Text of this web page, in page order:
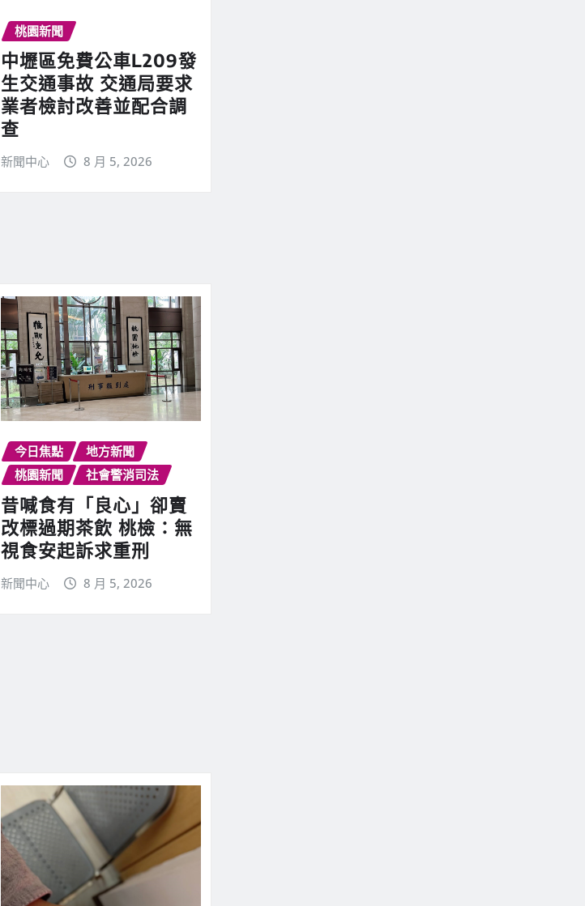
桃園新聞
中壢區免費公車L209發
生交通事故 交通局要求
業者檢討改善並配合調
查
新聞中心 8 月 5, 2026
今日焦點
地方新聞
桃園新聞
社會警消司法
昔喊食有「良心」卻賣
改標過期茶飲 桃檢：無
視食安起訴求重刑
新聞中心 8 月 5, 2026